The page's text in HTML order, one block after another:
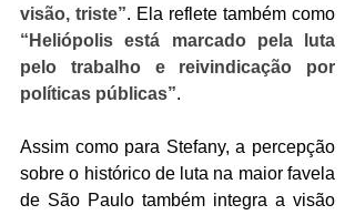
visão, triste”
“Heliópolis está marcado pela luta
pelo trabalho e reivindicação por
políticas públicas”.
Assim como para Stefany, a percepção
sobre o histórico de luta na maior favela
de São Paulo também integra a visão